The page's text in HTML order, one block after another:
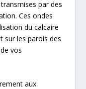
transmises par des
Ces ondes
du calcaire
sur les parois des
vos
aux